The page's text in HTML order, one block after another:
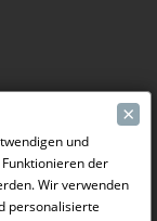
×
und
der
Wir verwenden
personalisierte